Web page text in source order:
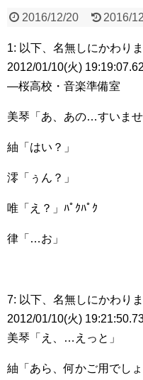
2016/12/20 2016/
1: 以下、名無しにかわり
2012/01/10(火)
―桜高校・音楽準備室
美琴「あ、あの…すいませ
紬「はい？」
澪「ぅん？」
唯「え？」ﾊﾟｸﾊﾟｸ
律「…お」
7: 以下、名無しにかわり
2012/01/10(火)
美琴「え、…えっと」
紬「あら、何かご用でし